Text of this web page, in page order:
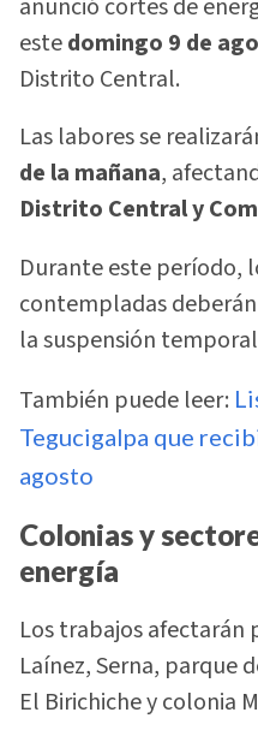
anunció cortes de
estedomingo 9 de
Distrito Central.
Las labores se
de la mañana,
Distrito Central y
Durante este período,
contempladas
la suspensión
También puede leer:
Tegucigalpa que
agosto
Colonias y
energía
Los trabajos afectarán
Laínez, Serna, parque
El Birichiche y colonia